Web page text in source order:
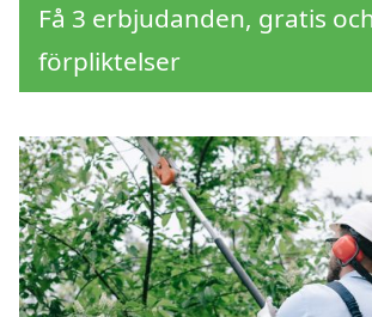
Få 3 erbjudanden, gratis
förpliktelser